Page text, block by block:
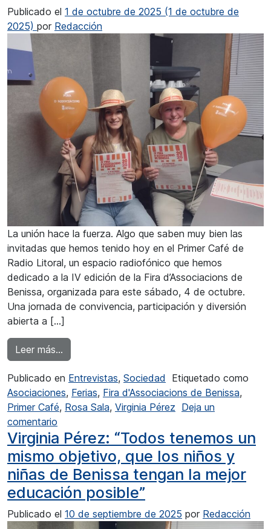
Publicado el 1 de octubre de 2025 (1 de octubre de
2025) por Redacción
La unión hace la fuerza. Algo que saben muy bien las
invitadas que hemos tenido hoy en el Primer Café de
Radio Litoral, un espacio radiofónico que hemos
dedicado a la IV edición de la Fira d’Associacions de
Benissa, organizada para este sábado, 4 de octubre.
Una jornada de convivencia, participación y diversión
abierta a […]
Leer más…
Publicado en Entrevistas, Sociedad
Etiquetado como
Asociaciones, Ferias, Fira d'Associacions de Benissa,
Primer Café, Rosa Sala, Virginia Pérez Deja un
comentario
Virginia Pérez: “Todos tenemos un
mismo objetivo, que los niños y
niñas de Benissa tengan la mejor
educación posible”
Publicado el 10 de septiembre de 2025 por Redacción